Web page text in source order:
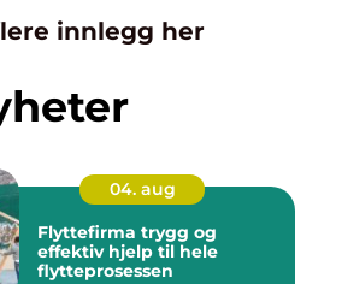
innlegg her
04. aug
Flyttefirma trygg og
effektiv hjelp til hele
flytteprosessen